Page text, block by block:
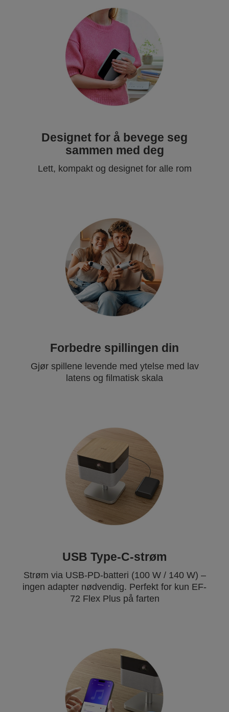
Designet for å bevege seg
sammen med deg
Lett, kompakt og designet for alle rom
Forbedre spillingen din
Gjør spillene levende med ytelse med lav
latens og filmatisk skala
USB Type-C-strøm
Strøm via USB-PD-batteri (100 W / 140 W) –
ingen adapter nødvendig. Perfekt for kun EF-
72 Flex Plus på farten